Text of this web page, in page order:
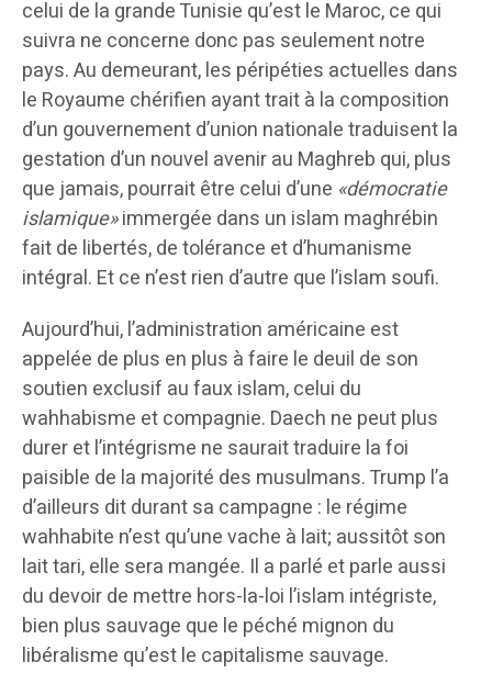
celui de la grande Tunisie qu’est le Maroc, ce qui
suivra ne concerne donc pas seulement notre
pays. Au demeurant, les péripéties actuelles dans
le Royaume chérifien ayant trait à la composition
d’un gouvernement d’union nationale traduisent la
gestation d’un nouvel avenir au Maghreb qui, plus
que jamais, pourrait être celui d’une «démocratie
islamique»immergée dans un islam maghrébin
fait de libertés, de tolérance et d’humanisme
intégral. Et ce n’est rien d’autre que l’islam soufi.
Aujourd’hui, l’administration américaine est
appelée de plus en plus à faire le deuil de son
soutien exclusif au faux islam, celui du
wahhabisme et compagnie. Daech ne peut plus
durer et l’intégrisme ne saurait traduire la foi
paisible de la majorité des musulmans. Trump l’a
d’ailleurs dit durant sa campagne : le régime
wahhabite n’est qu’une vache à lait; aussitôt son
lait tari, elle sera mangée. Il a parlé et parle aussi
du devoir de mettre hors-la-loi l’islam intégriste,
bien plus sauvage que le péché mignon du
libéralisme qu’est le capitalisme sauvage.